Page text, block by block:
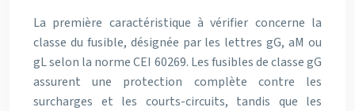
La première caractéristique à vérifier concerne la
classe du fusible, désignée par les lettres gG, aM ou
gL selon la norme CEI 60269. Les fusibles de classe gG
assurent une protection complète contre les
surcharges et les courts-circuits, tandis que les